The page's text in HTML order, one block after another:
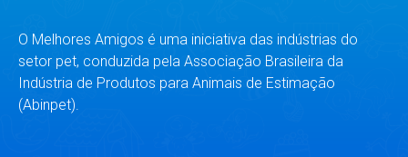
O Melhores Amigos é uma iniciativa das indústrias do
setor pet, conduzida pela Associação Brasileira da
Indústria de Produtos para Animais de Estimação
(Abinpet).